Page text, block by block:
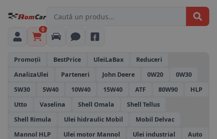
0
Promoții BestPrice UleiLaBax
Reduceri
AnalizaUlei
Parteneri John Deere 0W20
0W30
5W30
5W40 10W40 15W40 ATF 80W90
HLP
Utto
Vaselina Shell Omala
Shell Tellus
Shell Rimula
Ulei hidraulic Mobil
Mobil Delvac
Mannol HLP
Ulei motor Mannol Ulei industrial Auto